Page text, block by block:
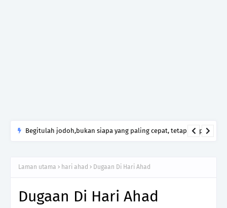
Begitulah jodoh,bukan siapa yang paling cepat, tetapi siapa
Laman utama hari ahad Dugaan Di Hari Ahad
Dugaan Di Hari Ahad